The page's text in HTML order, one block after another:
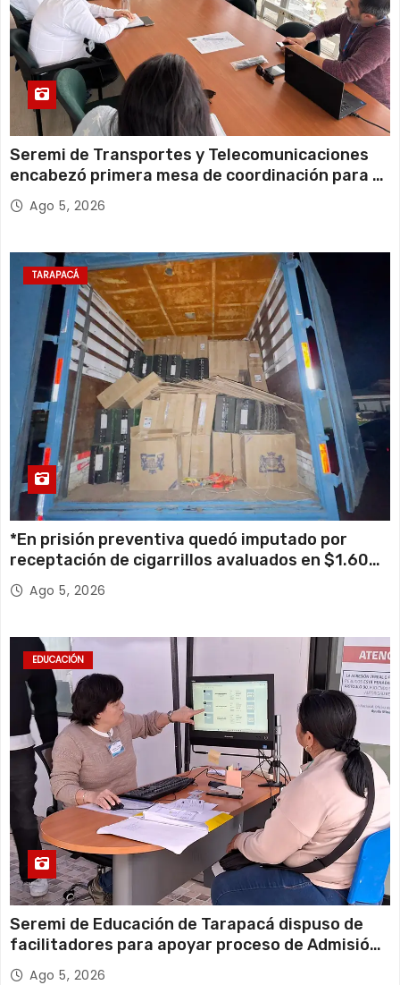
Seremi de Transportes y Telecomunicaciones
encabezó primera mesa de coordinación para el
retiro de cables en desuso en Iquique
Ago 5, 2026
TARAPACÁ
*En prisión preventiva quedó imputado por
receptación de cigarrillos avaluados en $1.600
millones*
Ago 5, 2026
EDUCACIÓN
Seremi de Educación de Tarapacá dispuso de
facilitadores para apoyar proceso de Admisión
Escolar 2027
Ago 5, 2026